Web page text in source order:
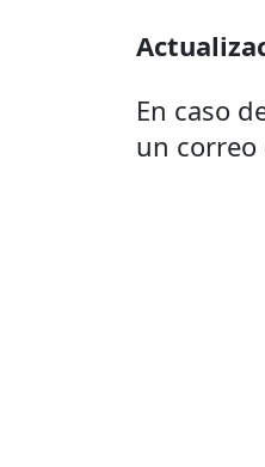
En caso
un correo